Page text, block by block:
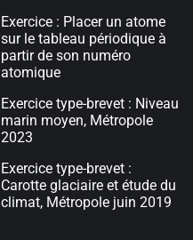
Exercice : Placer un atome
sur le tableau périodique à
partir de son numéro
atomique
Exercice type-brevet : Niveau
marin moyen, Métropole
2023
Exercice type-brevet :
Carotte glaciaire et étude du
climat, Métropole juin 2019